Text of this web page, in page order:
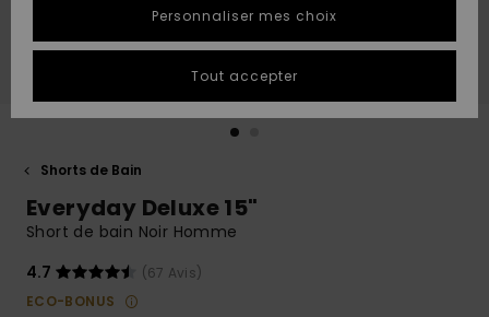
tailles
conversation
plus rapide
à votre
Démarrer
Shorts de Bain
Everyday Deluxe 15"
Short de bain Noir Homme
4.7
(67 Avis)
ECO-BONUS
Personnaliser mes choix
Tout accepter